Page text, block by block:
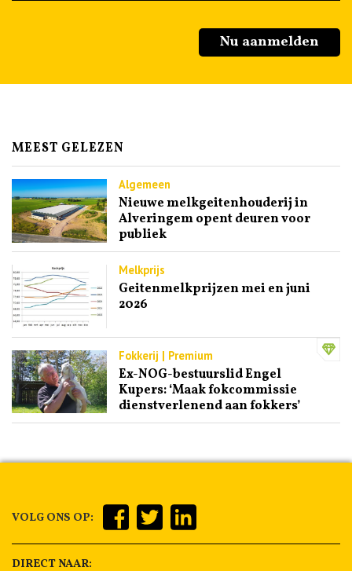
Nu aanmelden
MEEST GELEZEN
Algemeen
Nieuwe melkgeitenhouderij in
Alveringem opent deuren voor
publiek
Melkprijs
Geitenmelkprijzen mei en juni
2026
Fokkerij | Premium
Ex-NOG-bestuurslid Engel
Kupers: ‘Maak fokcommissie
dienstverlenend aan fokkers’
VOLG ONS OP:
DIRECT NAAR: